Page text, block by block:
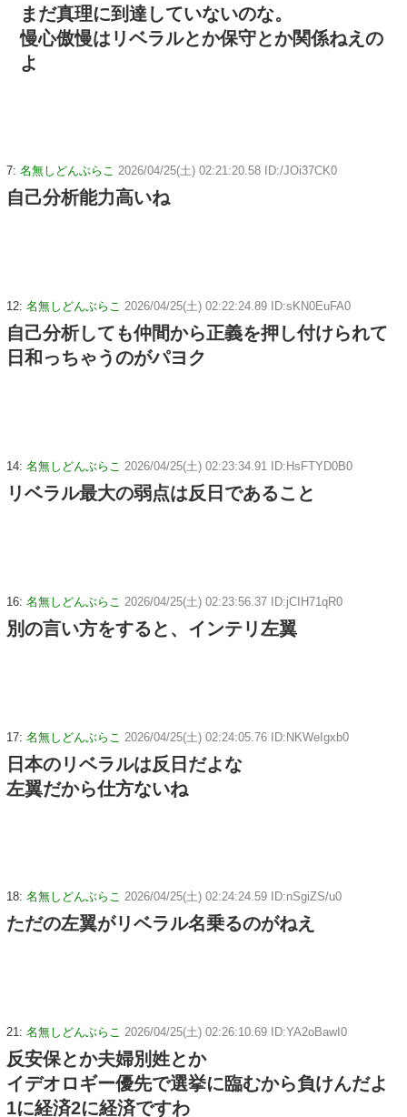
まだ真理に到達していないのな。
慢心傲慢はリベラルとか保守とか関係ねえの
よ
7: 名無しどんぶらこ 2026/04/25(土) 02:21:20.58 ID:/JOi37CK0
自己分析能力高いね
12: 名無しどんぶらこ 2026/04/25(土) 02:22:24.89 ID:sKN0EuFA0
自己分析しても仲間から正義を押し付けられて
日和っちゃうのがパヨク
14: 名無しどんぶらこ 2026/04/25(土) 02:23:34.91 ID:HsFTYD0B0
リベラル最大の弱点は反日であること
16: 名無しどんぶらこ 2026/04/25(土) 02:23:56.37 ID:jCIH71qR0
別の言い方をすると、インテリ左翼
17: 名無しどんぶらこ 2026/04/25(土) 02:24:05.76 ID:NKWeIgxb0
日本のリベラルは反日だよな
左翼だから仕方ないね
18: 名無しどんぶらこ 2026/04/25(土) 02:24:24.59 ID:nSgiZS/u0
ただの左翼がリベラル名乗るのがねえ
21: 名無しどんぶらこ 2026/04/25(土) 02:26:10.69 ID:YA2oBawI0
反安保とか夫婦別姓とか
イデオロギー優先で選挙に臨むから負けんだよ
1に経済2に経済ですわ